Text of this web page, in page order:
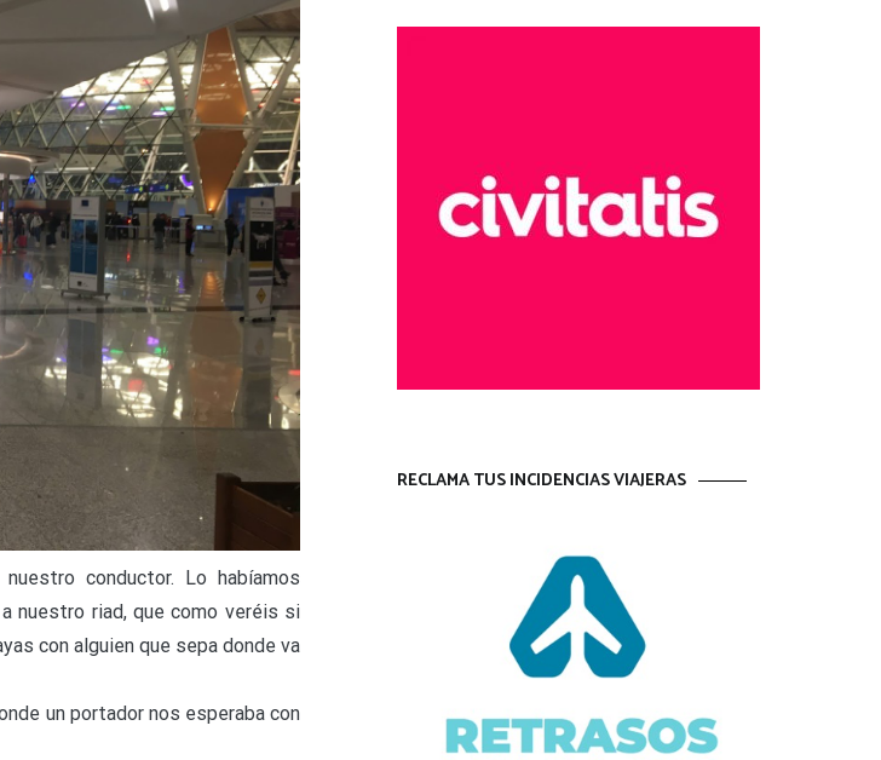
conductor. Lo habíamos
nuestro riad, que como veréis si
con alguien que sepa donde va
un portador nos esperaba con
RECLAMA TUS INCIDENCIAS VIAJERAS